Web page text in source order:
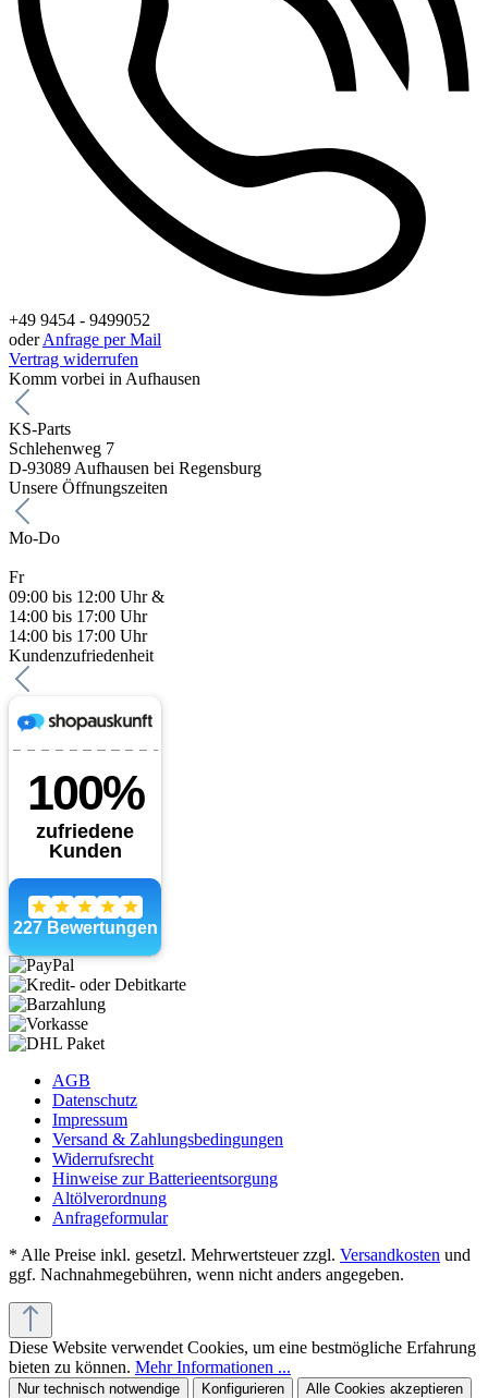
+49 9454 - 9499052
oderAnfrage per Mail
Vertrag widerrufen
Komm vorbei in Aufhausen
KS-Parts
Schlehenweg 7
D-93089 Aufhausen bei Regensburg
Unsere Öffnungszeiten
Mo-Do
Fr
09:00 bis 12:00 Uhr &
14:00 bis 17:00 Uhr
14:00 bis 17:00 Uhr
Kundenzufriedenheit
AGB
Datenschutz
Impressum
Versand & Zahlungsbedingungen
Widerrufsrecht
Hinweise zur Batterieentsorgung
Altölverordnung
Anfrageformular
* Alle Preise inkl. gesetzl. Mehrwertsteuer zzgl. Versandkosten und
ggf. Nachnahmegebühren, wenn nicht anders angegeben.
Diese Website verwendet Cookies, um eine bestmögliche Erfahrung
bieten zu können. Mehr Informationen ...
Nur technisch notwendige Konfigurieren Alle Cookies akzeptieren